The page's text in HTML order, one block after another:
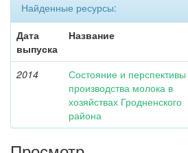
Найденные ресурсы:
Дата
выпуска
Название
2014
Состояние и перспективы
производства молока в
хозяйствах Гродненского
района